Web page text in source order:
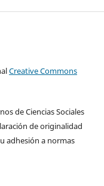
Creative Commons
de Ciencias Sociales
de originalidad
adhesión a normas